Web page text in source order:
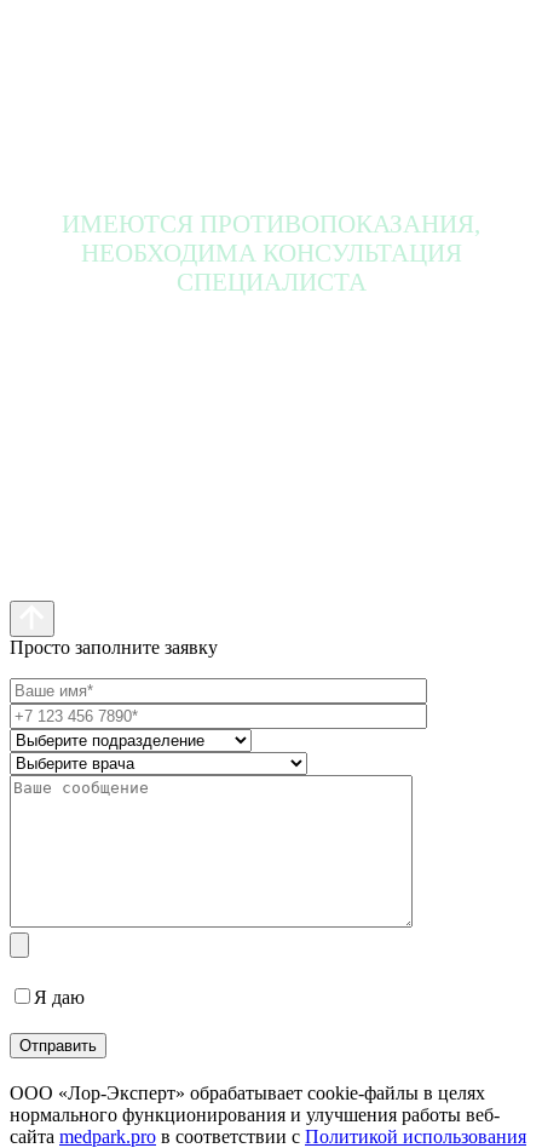
ИМЕЮТСЯ ПРОТИВОПОКАЗАНИЯ,
НЕОБХОДИМА КОНСУЛЬТАЦИЯ
СПЕЦИАЛИСТА
Просто заполните заявку
Я даю
ООО «Лор-Эксперт» обрабатывает cookie-файлы в целях
нормального функционирования и улучшения работы веб-
сайта medpark.pro в соответствии с Политикой использования